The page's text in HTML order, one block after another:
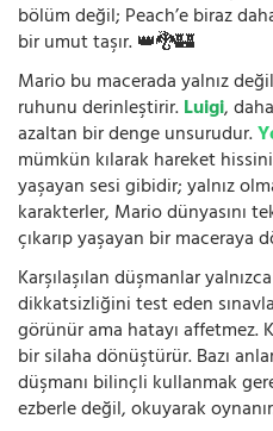
bölüm değil; Peach’e biraz
bir umut taşır. 👑🐉🏰
Mario bu macerada yalnız
ruhunu derinleştirir.Luigi,
azaltan bir denge unsurudur.
mümkün kılarak hareket
yaşayan sesi gibidir; yalnız
karakterler, Mario dünyasını
çıkarıp yaşayan bir maceraya
Karşılaşılan düşmanlar
dikkatsizliğini test eden
görünür ama hatayı affetmez.
bir silaha dönüştürür. Bazı
düşmanı bilinçli kullanmak
ezberle değil, okuyarak